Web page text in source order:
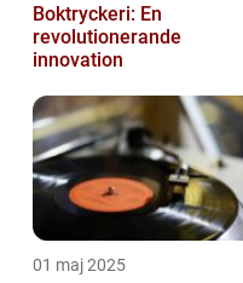
Boktryckeri: En
revolutionerande
innovation
01 maj 2025